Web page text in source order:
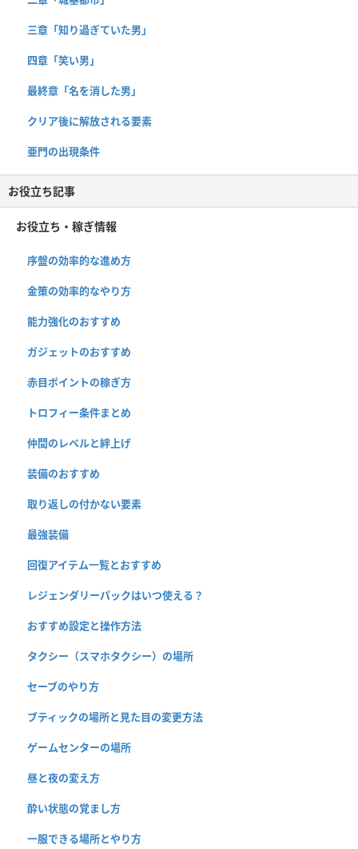
三章「知り過ぎていた男」
四章「笑い男」
最終章「名を消した男」
クリア後に解放される要素
亜門の出現条件
お役立ち記事
お役立ち・稼ぎ情報
序盤の効率的な進め方
金策の効率的なやり方
能力強化のおすすめ
ガジェットのおすすめ
赤目ポイントの稼ぎ方
トロフィー条件まとめ
仲間のレベルと絆上げ
装備のおすすめ
取り返しの付かない要素
最強装備
回復アイテム一覧とおすすめ
レジェンダリーパックはいつ使える？
おすすめ設定と操作方法
タクシー（スマホタクシー）の場所
セーブのやり方
ブティックの場所と見た目の変更方法
ゲームセンターの場所
昼と夜の変え方
酔い状態の覚まし方
一服できる場所とやり方